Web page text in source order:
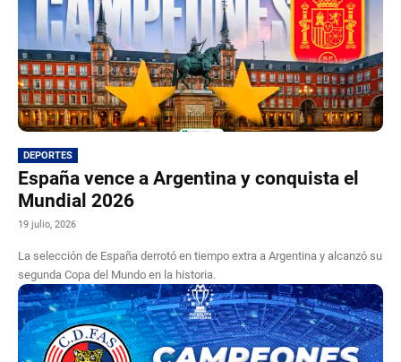
DEPORTES
España vence a Argentina y conquista el
Mundial 2026
19 julio, 2026
La selección de España derrotó en tiempo extra a Argentina y alcanzó su
segunda Copa del Mundo en la historia.